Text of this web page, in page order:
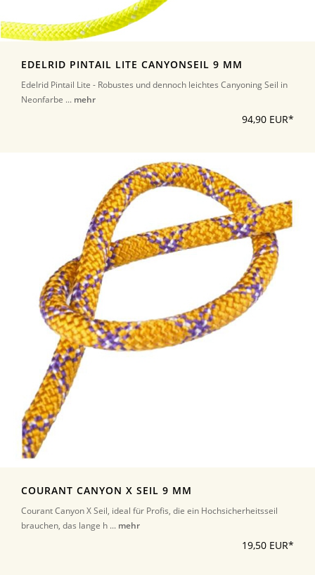
EDELRID PINTAIL LITE CANYONSEIL 9 MM
Edelrid Pintail Lite - Robustes und dennoch leichtes Canyoning Seil in
Neonfarbe ... mehr
94,90 EUR*
COURANT CANYON X SEIL 9 MM
Courant Canyon X Seil, ideal für Profis, die ein Hochsicherheitsseil
brauchen, das lange h ... mehr
19,50 EUR*